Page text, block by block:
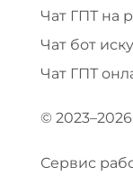
Чат ГПТ на
Чат бот
Чат ГПТ
©
Сервис